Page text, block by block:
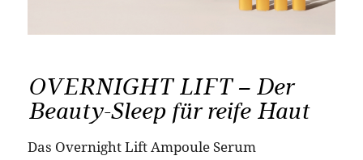
OVERNIGHT LIFT – Der
Beauty-Sleep für reife Haut
Das Overnight Lift Ampoule Serum